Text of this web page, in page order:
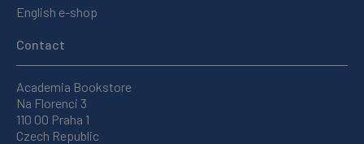
English e-shop
Contact
Academia Bookstore
Na Florenci 3
110 00 Praha 1
Czech Republic